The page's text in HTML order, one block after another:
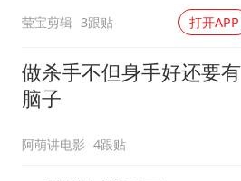
莹宝剪辑 3跟贴 打开APP
做杀手不但身手好还要有
脑子
阿萌讲电影 4跟贴